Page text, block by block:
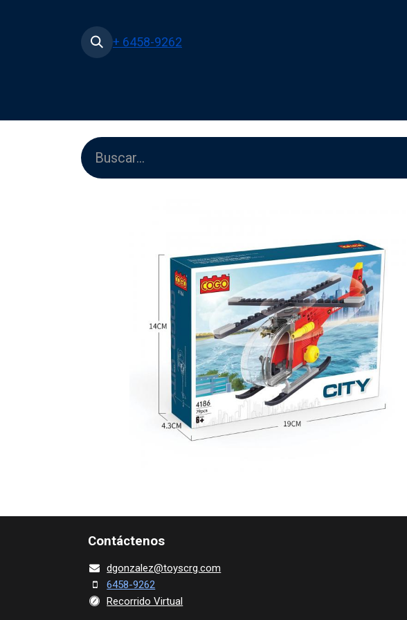
+ 6458-9262
Contácte​nos
dgonza​lez@toy​scrg.c​o​m
6458-9262
Recorrido Virtual